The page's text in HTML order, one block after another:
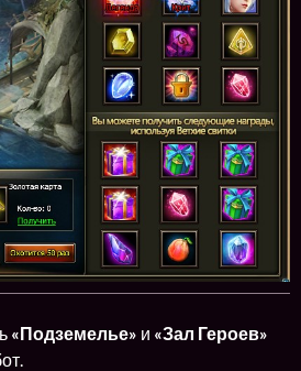
«Подземелье» и «Зал Героев»